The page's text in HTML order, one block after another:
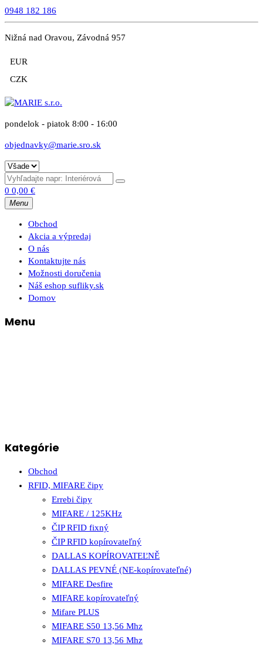
0948 182 186
Nižná nad Oravou, Závodná 957
EUR
CZK
pondelok - piatok 8:00 - 16:00
objednavky@marie.sro.sk
0 0,00 €
Menu
Obchod
Akcia a výpredaj
O nás
Kontaktujte nás
Možnosti doručenia
Náš eshop sufliky.sk
Domov
Menu
Kategórie
Obchod
RFID, MIFARE čipy
Errebi čipy
MIFARE / 125KHz
ČIP RFID fixný
ČIP RFID kopírovateľný
DALLAS KOPÍROVATEĽNĚ
DALLAS PEVNÉ (NE-kopírovateľné)
MIFARE Desfire
MIFARE kopírovateľný
Mifare PLUS
MIFARE S50 13,56 Mhz
MIFARE S70 13,56 Mhz